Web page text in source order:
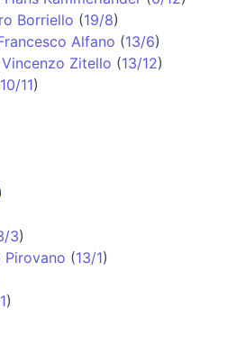
Borriello (19/8)
Alfano (13/6)
Vincenzo Zitello (13/12)
10/11)
3)
Pirovano (13/1)
)